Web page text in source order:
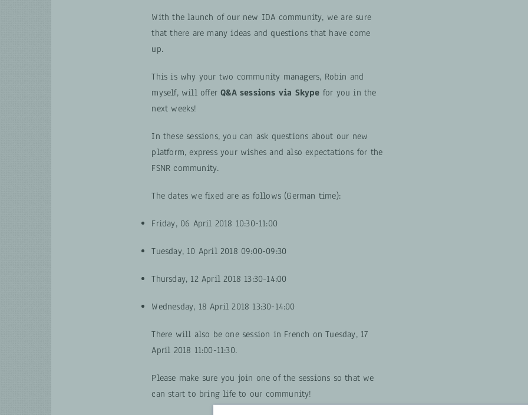
With the launch of our new IDA community, we are sure
that there are many ideas and questions that have come
up.
This is why your two community managers, Robin and
myself, will offerQ&A sessions via Skype for you in the
next weeks!
In these sessions, you can ask questions about our new
platform, express your wishes and also expectations for the
FSNR community.
The dates we fixed are as follows (German time):
Friday, 06 April 2018 10:30-11:00
Tuesday, 10 April 2018 09:00-09:30
Thursday, 12 April 2018 13:30-14:00
Wednesday, 18 April 2018 13:30-14:00
There will also be one session in French on Tuesday, 17
April 2018 11:00-11:30.
Please make sure you join one of the sessions so that we
can start to bring life to our community!